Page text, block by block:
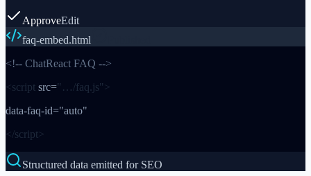
ApproveEdit
faq-embed.html
<!-- ChatReact FAQ -->
<script src="…/faq.js" >
data-faq-id="auto"
</script>
Structured data emitted for SEO